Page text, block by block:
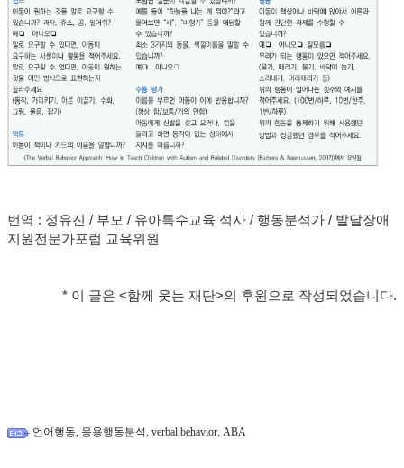
번역 : 정유진 / 부모 / 유아특수교육 석사 / 행동분석가 / 발달장애
지원전문가포럼 교육위원
* 이 글은 <함께 웃는 재단>의 후원으로 작성되었습니다.
언어행동, 응용행동분석, verbal behavior, ABA